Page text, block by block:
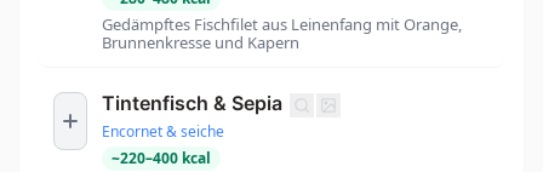
Gedämpftes Fischfilet aus Leinenfang mit Orange,
Brunnenkresse und Kapern
Tintenfisch & Sepia
Encornet & seiche
~220–400 kcal